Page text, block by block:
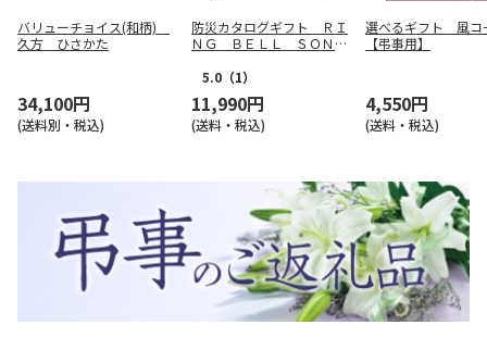
バリューチョイス(和柄)
久方 ひさかた
34,100円
(送料別・税込)
防災カタログギフト ＲＩ
ＮＧ ＢＥＬＬ ＳＯＮＡ
【慶事用】
5.0 （1）
11,990円
(送料・税込)
選べるギフト 風コ
【弔事用】
4,550円
(送料・税込)